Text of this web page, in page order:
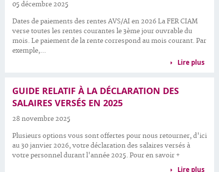
05 décembre 2025
Dates de paiements des rentes AVS/AI en 2026 La FER CIAM
verse toutes les rentes courantes le 3ème jour ouvrable du
mois. Le paiement de la rente correspond au mois courant. Par
exemple,...
Lire plus
GUIDE RELATIF À LA DÉCLARATION DES
SALAIRES VERSÉS EN 2025
28 novembre 2025
Plusieurs options vous sont offertes pour nous retourner, d'ici
au 30 janvier 2026, votre déclaration des salaires versés à
votre personnel durant l'année 2025. Pour en savoir +
Lire plus